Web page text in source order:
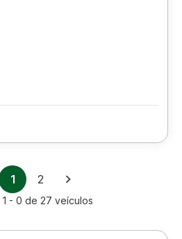
1 2
1 - 0 de 27 veículos